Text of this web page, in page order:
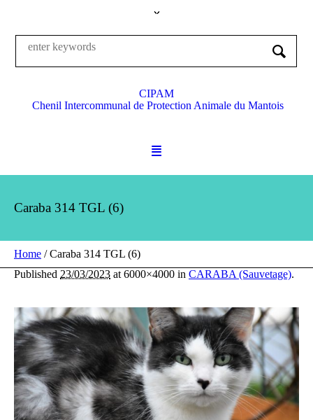
CIPAM
Chenil Intercommunal de Protection Animale du Mantois
Caraba 314 TGL (6)
Home /Caraba 314 TGL (6)
Published 23/03/2023 at 6000×4000 in CARABA (Sauvetage).